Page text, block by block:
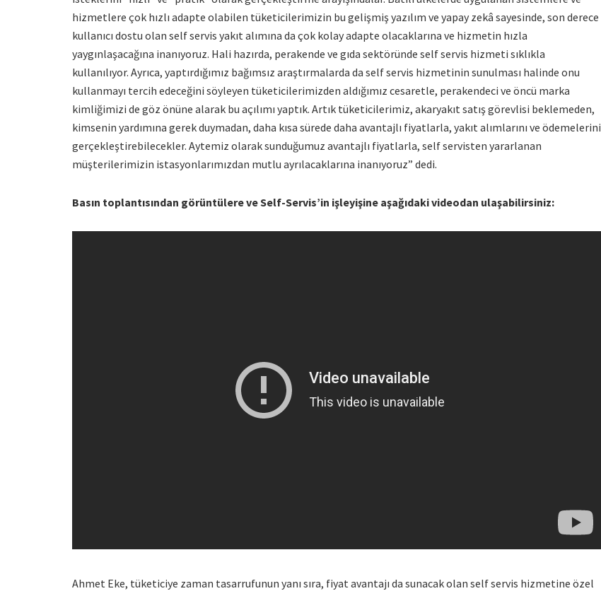
hizmetlere çok hızlı adapte olabilen tüketicilerimizin bu gelişmiş yazılım ve yapay zekâ sayesinde, son derece
kullanıcı dostu olan self servis yakıt alımına da çok kolay adapte olacaklarına ve hizmetin hızla
yaygınlaşacağına inanıyoruz. Hali hazırda, perakende ve gıda sektöründe self servis hizmeti sıklıkla
kullanılıyor. Ayrıca, yaptırdığımız bağımsız araştırmalarda da self servis hizmetinin sunulması halinde onu
kullanmayı tercih edeceğini söyleyen tüketicilerimizden aldığımız cesaretle, perakendeci ve öncü marka
kimliğimizi de göz önüne alarak bu açılımı yaptık. Artık tüketicilerimiz, akaryakıt satış görevlisi beklemeden,
kimsenin yardımına gerek duymadan, daha kısa sürede daha avantajlı fiyatlarla, yakıt alımlarını ve ödemelerini
gerçekleştirebilecekler. Aytemiz olarak sunduğumuz avantajlı fiyatlarla, self servisten yararlanan
müşterilerimizin istasyonlarımızdan mutlu ayrılacaklarına inanıyoruz” dedi.
Basın toplantısından görüntülere ve Self-Servis’in işleyişine aşağıdaki videodan ulaşabilirsiniz:
Ahmet Eke, tüketiciye zaman tasarrufunun yanı sıra, fiyat avantajı da sunacak olan self servis hizmetine özel